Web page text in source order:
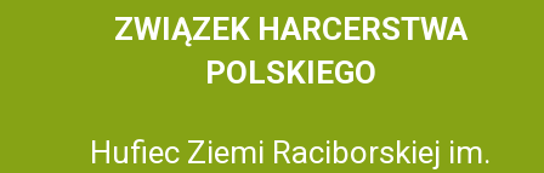
ZWIĄZEK HARCERSTWA
POLSKIEGO
Hufiec Ziemi Raciborskiej im.